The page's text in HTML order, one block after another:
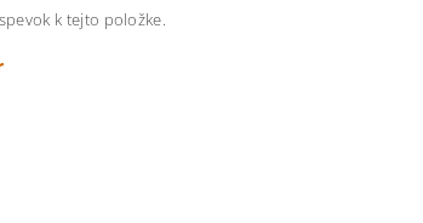
k tejto položke.